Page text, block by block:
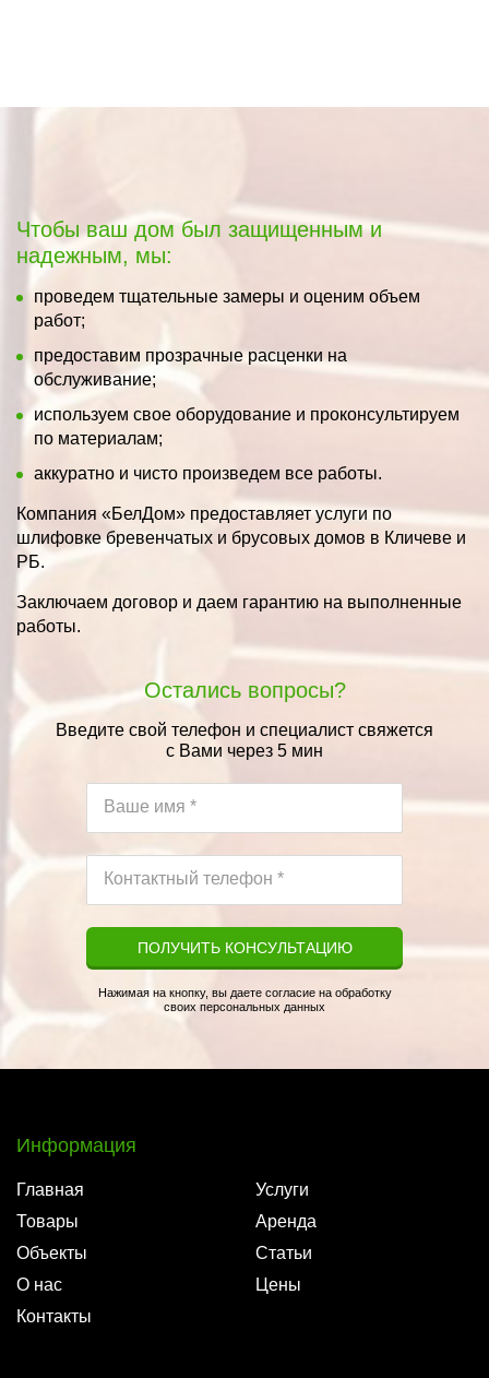
Чтобы ваш дом был защищенным и
надежным, мы:
проведем тщательные замеры и оценим объем
работ;
предоставим прозрачные расценки на
обслуживание;
используем свое оборудование и проконсультируем
по материалам;
аккуратно и чисто произведем все работы.
Компания «БелДом» предоставляет услуги по
шлифовке бревенчатых и брусовых домов в Кличеве и
РБ.
Заключаем договор и даем гарантию на выполненные
работы.
Остались вопросы?
Введите свой телефон и специалист свяжется
с Вами через 5 мин
ПОЛУЧИТЬ КОНСУЛЬТАЦИЮ
Нажимая на кнопку, вы даете согласие на обработку
своих персональных данных
Информация
Главная
Услуги
Товары
Аренда
Объекты
Статьи
О нас
Цены
Контакты